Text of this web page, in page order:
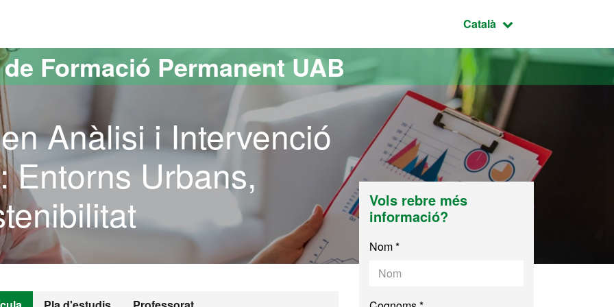
Idioma seleccionat:
Català
Formació Permanent UAB
Anàlisi i Intervenció
Entorns Urbans,
Vols rebre més
informació?
Nom *